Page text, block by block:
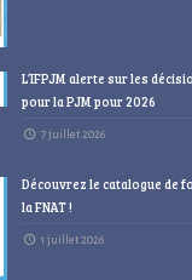
L’IFPJM alerte sur les
pour la PJM pour 2026
7 juillet 2026
Découvrez le catalogue de
la FNAT !
1 juillet 2026